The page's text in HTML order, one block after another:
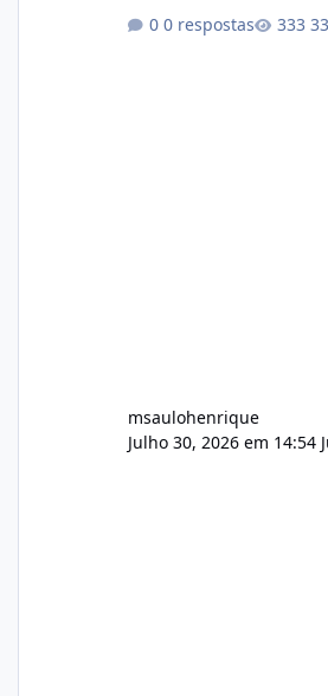
atualmente em
0 respostas
msaulohenrique
Julho 30, 2026 em 14:54